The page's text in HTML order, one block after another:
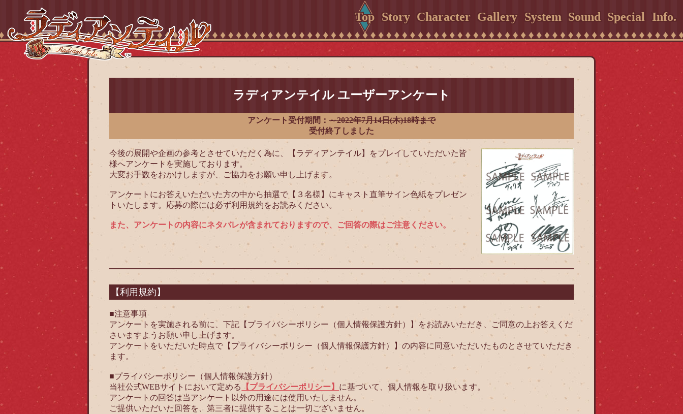
Top Story Character Gallery System Sound Special Info.
ラディアンテイル ユーザーアンケート
アンケート受付期間： ～2022年7月14日(木)18時まで
受付終了しました
今後の展開や企画の参考とさせていただく為に、【ラディアンテイル】をプレイしていただいた皆
様へアンケートを実施しております。
大変お手数をおかけしますが、ご協力をお願い申し上げます。
アンケートにお答えいただいた方の中から抽選で【３名様】にキャスト直筆サイン色紙をプレゼン
トいたします。応募の際には必ず利用規約をお読みください。
また、アンケートの内容にネタバレが含まれておりますので、ご回答の際はご注意ください。
【利用規約】
■注意事項
アンケートを実施される前に、下記【プライバシーポリシー（個人情報保護方針）】をお読みいただき、ご同意の上お答えくだ
さいますようお願い申し上げます。
アンケートをいただいた時点で【プライバシーポリシー（個人情報保護方針）】の内容に同意いただいたものとさせていただき
ます。
■プライバシーポリシー（個人情報保護方針）
当社公式WEBサイトにおいて定める
【プライバシーポリシー】 に基づいて、個人情報を取り扱います。
アンケートの回答は当アンケート以外の用途には使用いたしません。
ご提供いただいた回答を、第三者に提供することは一切ございません。